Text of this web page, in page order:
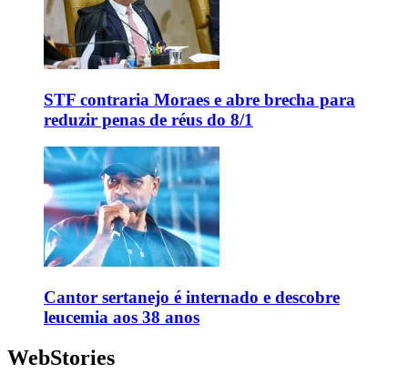
STF contraria Moraes e abre brecha para
reduzir penas de réus do 8/1
Cantor sertanejo é internado e descobre
leucemia aos 38 anos
WebStories